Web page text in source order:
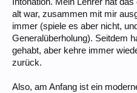
Intonation. Mein Lehrer hat
alt war, zusammen mit mir
immer (spiele es aber nicht,
Generalüberholung). Seitdem
gehabt, aber kehre immer
zurück.
Also, am Anfang ist ein